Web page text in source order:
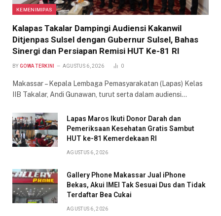
KEMENIMIPAS
Kalapas Takalar Dampingi Audiensi Kakanwil
Ditjenpas Sulsel dengan Gubernur Sulsel, Bahas
Sinergi dan Persiapan Remisi HUT Ke-81 RI
BY GOWA TERKINI AGUSTUS 6, 2026 0
Makassar – Kepala Lembaga Pemasyarakatan (Lapas) Kelas
IIB Takalar, Andi Gunawan, turut serta dalam audiensi…
Lapas Maros Ikuti Donor Darah dan
Pemeriksaan Kesehatan Gratis Sambut
HUT ke-81 Kemerdekaan RI
AGUSTUS 6, 2026
Gallery Phone Makassar Jual iPhone
Bekas, Akui IMEI Tak Sesuai Dus dan Tidak
Terdaftar Bea Cukai
AGUSTUS 6, 2026